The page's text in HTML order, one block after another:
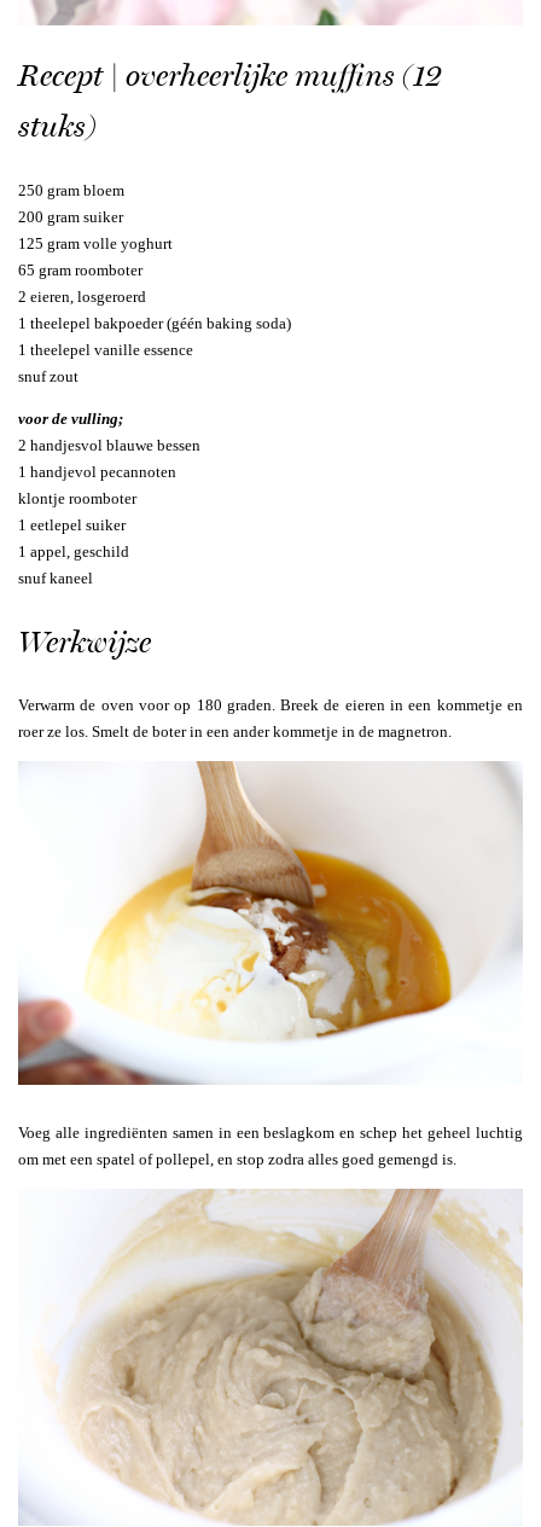
Recept | overheerlijke muffins (12
stuks)
250 gram bloem
200 gram suiker
125 gram volle yoghurt
65 gram roomboter
2 eieren, losgeroerd
1 theelepel bakpoeder (géén baking soda)
1 theelepel vanille essence
snuf zout
voor de vulling;
2 handjesvol blauwe bessen
1 handjevol pecannoten
klontje roomboter
1 eetlepel suiker
1 appel, geschild
snuf kaneel
Werkwijze
Verwarm de oven voor op 180 graden. Breek de eieren in een kommetje en
roer ze los. Smelt de boter in een ander kommetje in de magnetron.
Voeg alle ingrediënten samen in een beslagkom en schep het geheel luchtig
om met een spatel of pollepel, en stop zodra alles goed gemengd is.